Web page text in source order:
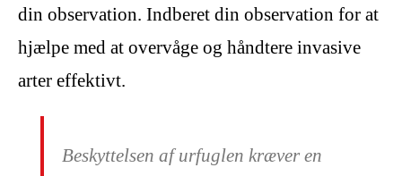
din observation. Indberet din observation for at
hjælpe med at overvåge og håndtere invasive
arter effektivt.
Beskyttelsen af urfuglen kræver en